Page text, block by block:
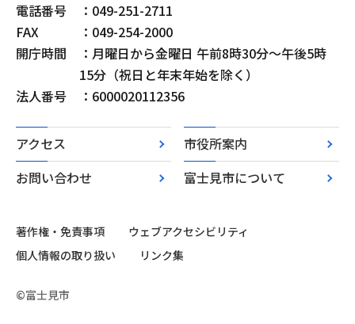
電話番号
：049-251-2711
FAX
：049-254-2000
開庁時間
：月曜日から金曜日 午前8時30分～午後5時
15分（祝日と年末年始を除く）
法人番号
：6000020112356
アクセス
市役所案内
お問い合わせ
富士見市について
著作権・免責事項
ウェブアクセシビリティ
個人情報の取り扱い
リンク集
©富士見市